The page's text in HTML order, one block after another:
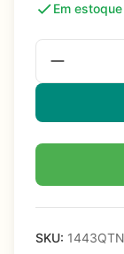
Em estoque
SKU: 1443QTN